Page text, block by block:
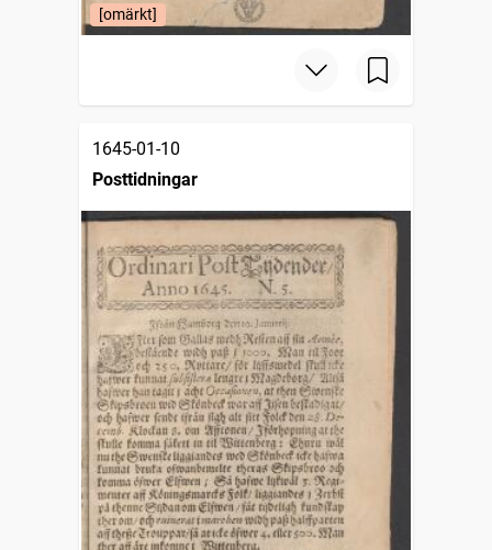
[omärkt]
1645-01-10
Posttidningar